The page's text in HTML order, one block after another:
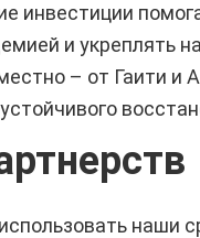
инвестиции
и укреплять
– от Гаити и
наши